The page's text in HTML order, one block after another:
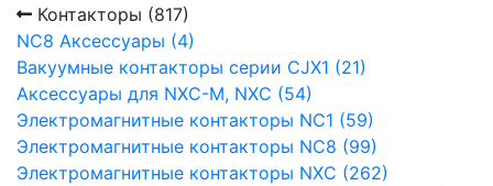
Контакторы (817)
NC8 Аксессуары (4)
Вакуумные контакторы серии CJX1 (21)
Аксессуары для NXC-M, NXC (54)
Электромагнитные контакторы NC1 (59)
Электромагнитные контакторы NC8 (99)
Электромагнитные контакторы NXC (262)